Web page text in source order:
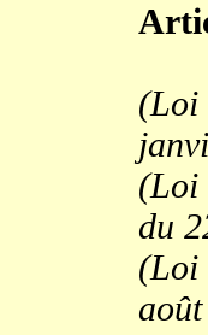
(Loi
(Loi
du
(Loi